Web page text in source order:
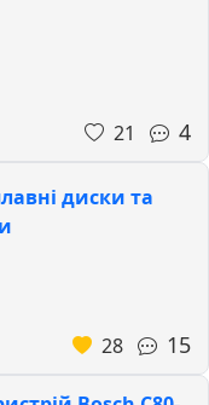
21 4
диски та
28 15